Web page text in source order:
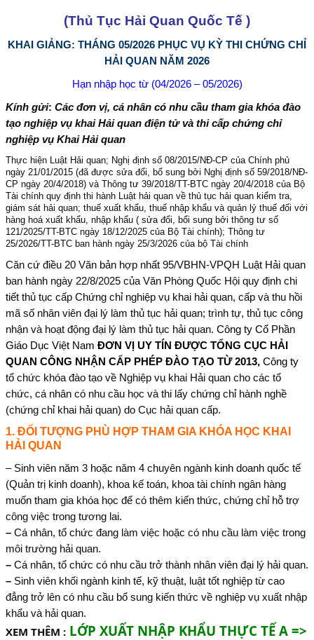
(Thủ Tục Hải Quan Quốc Tế )
KHAI GIẢNG: THÁNG 05/2026 PHỤC VỤ KỲ THI CHỨNG CHỈ
HẢI QUAN NĂM 2026
Hạn nhập học từ (04/2026 – 05/2026)
Kính gửi: Các đơn vị, cá nhân có nhu cầu tham gia khóa đào
tạo nghiệp vụ khai Hải quan điện tử và thi cấp chứng chỉ
nghiệp vụ Khai Hải quan
Thực hiện Luật Hải quan; Nghị định số 08/2015/NĐ-CP của Chính phủ
ngày 21/01/2015 (đã được sửa đổi, bổ sung bởi Nghị định số 59/2018/NĐ-
CP ngày 20/4/2018) và Thông tư 39/2018/TT-BTC ngày 20/4/2018 của Bộ
Tài chính quy định thi hành Luật hải quan về thủ tục hải quan kiểm tra,
giám sát hải quan; thuế xuất khẩu, thuế nhập khẩu và quản lý thuế đối với
hàng hoá xuất khẩu, nhập khẩu ( sửa đổi, bổi sung bởi thông tư số
121/2025/TT-BTC ngày 18/12/2025 của Bộ Tài chính); Thông tư
25/2026/TT-BTC ban hành ngày 25/3/2026 của bộ Tài chính
Căn cứ điều 20 Văn bản hợp nhất 95/VBHN-VPQH Luật Hải quan
ban hành ngày 22/8/2025 của Văn Phòng Quốc Hội quy định chi
tiết thủ tục cấp Chứng chỉ nghiệp vụ khai hải quan, cấp và thu hồi
mã số nhân viên đại lý làm thủ tục hải quan; trình tự, thủ tục công
nhận và hoạt động đại lý làm thủ tục hải quan. Công ty Cổ Phần
Giáo Dục Việt Nam ĐƠN VỊ UY TÍN ĐƯỢC TỔNG CỤC HẢI
QUAN CÔNG NHẬN CẤP PHÉP ĐÀO TẠO TỪ 2013, Công ty
tổ chức khóa đào tạo về Nghiệp vụ khai Hải quan cho các tổ
chức, cá nhân có nhu cầu học và thi lấy chứng chỉ hành nghề
(chứng chỉ khai hải quan) do Cục hải quan cấp.
1. ĐỐI TƯỢNG PHÙ HỢP THAM GIA KHÓA HỌC KHAI
HẢI QUAN
– Sinh viên năm 3 hoặc năm 4 chuyên ngành kinh doanh quốc tế
(Quản trị kinh doanh), khoa kế toán, khoa tài chính ngân hàng
muốn tham gia khóa học để có thêm kiến thức, chứng chỉ hỗ trợ
công việc trong tương lai.
– Cá nhân, tổ chức đang làm việc hoặc có nhu cầu làm việc trong
môi trường hải quan.
– Cá nhân, tổ chức có nhu cầu trở thành nhân viên đại lý hải quan.
– Sinh viên khối ngành kinh tế, kỹ thuật, luật tốt nghiệp từ cao
đẳng trở lên có nhu cầu bổ sung kiến thức về nghiệp vụ xuất nhập
khẩu và hải quan.
XEM THÊM : LỚP XUẤT NHẬP KHẨU THỰC TẾ A =>